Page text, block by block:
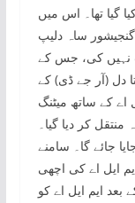
گیا تھا۔ اس میں
گنجیشور ساہ دلیپ
نہیں کی، جس کے
دل (آر جے ڈی) کے
اے کے ساتھ میٹنگ
کر دیا گیا۔
جائے گا۔ سامنے
ایل اے کی اچھی
ایم ایل اے کو